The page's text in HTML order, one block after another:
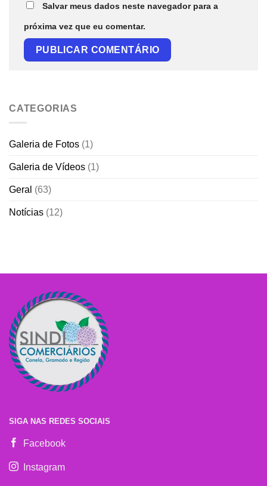
Salvar meus dados neste navegador para a
próxima vez que eu comentar.
CATEGORIAS
Galeria de Fotos (1)
Galeria de Vídeos (1)
Geral (63)
Notícias (12)
SIGA NAS REDES SOCIAIS
Facebook
Instagram